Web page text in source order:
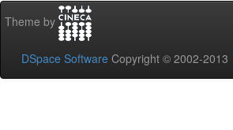
Theme by
DSpace Software Copyright © 2002-2013